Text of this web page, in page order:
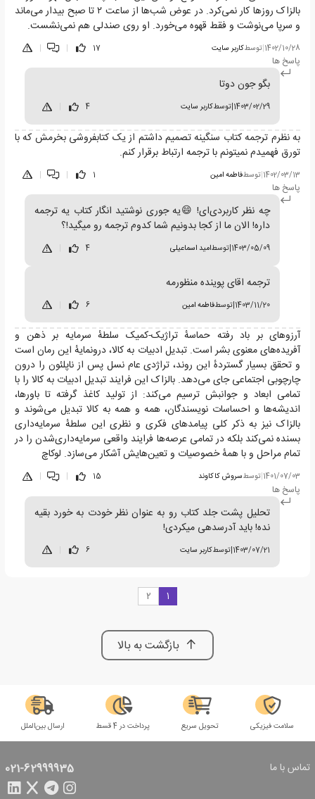
بالزاک روزها کار نمی‌کرد. در عوض شب‌ها از ساعت ۲ تا صبح بیدار می‌ماند
و سرپا می‌نوشت و فقط قهوه می‌خورد. او روی صندلی هم نمی‌نشست.
1402/10/28
|توسطکاربر سایت 17
|
|
پاسخ ها
بگو جون دوتا
1403/02/29
|توسطکاربر سایت 4
به نظرم ترجمه کتاب سنگینه تصمیم داشتم از یک کتابفروشی بخرمش که با
تورق فهمیدم نمیتونم با ترجمه ارتباط برقرار کنم.
1402/03/13
|توسطفاطمه امین 1
|
|
پاسخ ها
چه نظر کاربردی‌ای! 😄یه جوری نوشتید انگار کتاب یه ترجمه
داره! الان ما از کجا بدونیم شما کدوم ترجمه رو میگید!؟
1403/05/09
|توسطامید اسماعیلی 4
ترجمه اقای پوینده منظورمه
1403/11/20
|توسطفاطمه امین 6
آرزوهای بر باد رفته حماسهٔ تراژیک-کمیک سلطهٔ سرمایه بر ذهن و
آفریده‌های معنوی بشر است. تبدیل ادبیات به کالا، درونمایهٔ این رمان است
و تحقق بسیار گستردهٔ این روند، تراژدی عام نسل پس از ناپلئون را درون
چارچوبی اجتماعی جای می‌دهد. بالزاک این فرایند تبدیل ادبیات به کالا را با
تمامی ابعاد و جوانبش ترسیم می‌کند: از تولید کاغذ گرفته تا باورها،
اندیشه‌ها و احساسات نویسندگان، همه و همه به کالا تبدیل می‌شوند و
بالزاک نیز به ذکر کلی پیامدهای فکری و نظری این سلطهٔ سرمایه‌داری
بسنده نمی‌کند بلکه در تمامی عرصه‌ها فرایند واقعی سرمایه‌داری‌شدن را در
تمام مراحل و با همهٔ خصوصیات و تعین‌هایش آشکار می‌سازد. لوکاچ
1401/07/03 توسطسروش كاكاوند 15
پاسخ ها
تحلیل پشت جلد کتاب رو به عنوان نظر خودت به خورد بقیه
نده! باید آدرسدهی میکردی!
1403/07/21
|توسطکاربر سایت 6
1
2
بازگشت به بالا
سلامت فیزیکی تحویل سریع پرداخت در 4 قسط ارسال بین‌الملل
تماس با ما 021-62999935